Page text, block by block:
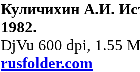
Куличихин А.И.
1982.
DjVu 600 dpi, 1.55
rusfolder.com